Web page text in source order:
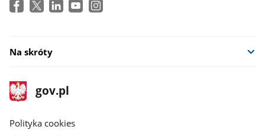
Na skróty
stopka
gov.pl
Strona
gov.pl
gov.pl
Polityka cookies